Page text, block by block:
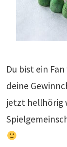
Du bist ein
deine
jetzt hellhörig